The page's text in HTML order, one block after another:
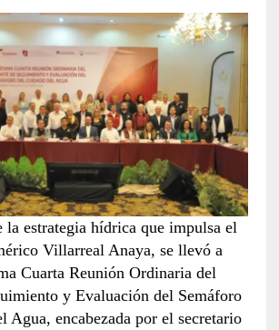
la estrategia hídrica que impulsa el
Villarreal Anaya, se llevó a
Cuarta Reunión Ordinaria del
y Evaluación del Semáforo
Agua, encabezada por el secretario